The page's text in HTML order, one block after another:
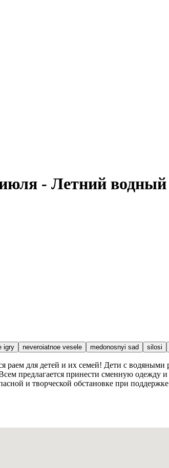
- Летний водный
igry neveroiatnoe vesele medonosnyi sad silosi
для детей и их семей! Дети с
предлагается принести сменную
и творческой обстановке при